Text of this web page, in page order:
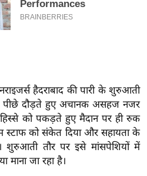
हैदराबाद की पारी के शुरुआती
पीछे दौड़ते हुए अचानक असहज नजर
को पकड़ते हुए मैदान पर ही रुक
स्टाफ को संकेत दिया और सहायता के
शुरुआती तौर पर इसे मांसपेशियों में
माना जा रहा है।